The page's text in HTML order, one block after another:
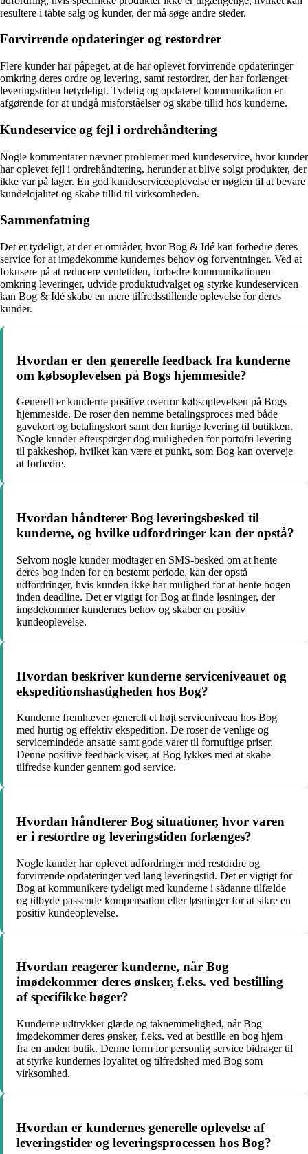
resultere i tabte salg og kunder, der må søge andre steder.
Forvirrende opdateringer og restordrer
Flere kunder har påpeget, at de har oplevet forvirrende opdateringer
omkring deres ordre og levering, samt restordrer, der har forlænget
leveringstiden betydeligt. Tydelig og opdateret kommunikation er
afgørende for at undgå misforståelser og skabe tillid hos kunderne.
Kundeservice og fejl i ordrehåndtering
Nogle kommentarer nævner problemer med kundeservice, hvor kunder
har oplevet fejl i ordrehåndtering, herunder at blive solgt produkter, der
ikke var på lager. En god kundeserviceoplevelse er nøglen til at bevare
kundelojalitet og skabe tillid til virksomheden.
Sammenfatning
Det er tydeligt, at der er områder, hvor Bog & Idé kan forbedre deres
service for at imødekomme kundernes behov og forventninger. Ved at
fokusere på at reducere ventetiden, forbedre kommunikationen
omkring leveringer, udvide produktudvalget og styrke kundeservicen
kan Bog & Idé skabe en mere tilfredsstillende oplevelse for deres
kunder.
Hvordan er den generelle feedback fra kunderne
om købsoplevelsen på Bogs hjemmeside?
Generelt er kunderne positive overfor købsoplevelsen på Bogs
hjemmeside. De roser den nemme betalingsproces med både
gavekort og betalingskort samt den hurtige levering til butikken.
Nogle kunder efterspørger dog muligheden for portofri levering
til pakkeshop, hvilket kan være et punkt, som Bog kan overveje
at forbedre.
Hvordan håndterer Bog leveringsbesked til
kunderne, og hvilke udfordringer kan der opstå?
Selvom nogle kunder modtager en SMS-besked om at hente
deres bog inden for en bestemt periode, kan der opstå
udfordringer, hvis kunden ikke har mulighed for at hente bogen
inden deadline. Det er vigtigt for Bog at finde løsninger, der
imødekommer kundernes behov og skaber en positiv
kundeoplevelse.
Hvordan beskriver kunderne serviceniveauet og
ekspeditionshastigheden hos Bog?
Kunderne fremhæver generelt et højt serviceniveau hos Bog
med hurtig og effektiv ekspedition. De roser de venlige og
servicemindede ansatte samt gode varer til fornuftige priser.
Denne positive feedback viser, at Bog lykkes med at skabe
tilfredse kunder gennem god service.
Hvordan håndterer Bog situationer, hvor varen
er i restordre og leveringstiden forlænges?
Nogle kunder har oplevet udfordringer med restordre og
forvirrende opdateringer ved lang leveringstid. Det er vigtigt for
Bog at kommunikere tydeligt med kunderne i sådanne tilfælde
og tilbyde passende kompensation eller løsninger for at sikre en
positiv kundeoplevelse.
Hvordan reagerer kunderne, når Bog
imødekommer deres ønsker, f.eks. ved bestilling
af specifikke bøger?
Kunderne udtrykker glæde og taknemmelighed, når Bog
imødekommer deres ønsker, f.eks. ved at bestille en bog hjem
fra en anden butik. Denne form for personlig service bidrager til
at styrke kundernes loyalitet og tilfredshed med Bog som
virksomhed.
Hvordan er kundernes generelle oplevelse af
leveringstider og leveringsprocessen hos Bog?